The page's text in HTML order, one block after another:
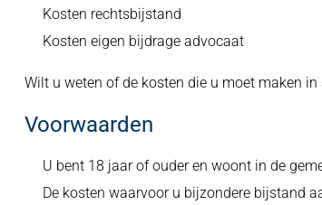
Kosten rechtsbijstand
Kosten eigen bijdrage advocaat
Wilt u weten of de kosten die u moet maken
Voorwaarden
U bent 18 jaar of ouder en woont in de
De kosten waarvoor u bijzondere bijstand